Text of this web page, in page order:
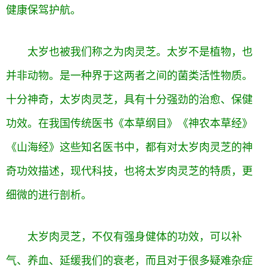
健康保驾护航。
太岁也被我们称之为肉灵芝。太岁不是植物，也
并非动物。是一种界于这两者之间的菌类活性物质。
十分神奇，太岁肉灵芝，具有十分强劲的治愈、保健
功效。在我国传统医书《本草纲目》《神农本草经》
《山海经》这些知名医书中，都有对太岁肉灵芝的神
奇功效描述，现代科技，也将太岁肉灵芝的特质，更
细微的进行剖析。
太岁肉灵芝，不仅有强身健体的功效，可以补
气、养血、延缓我们的衰老，而且对于很多疑难杂症